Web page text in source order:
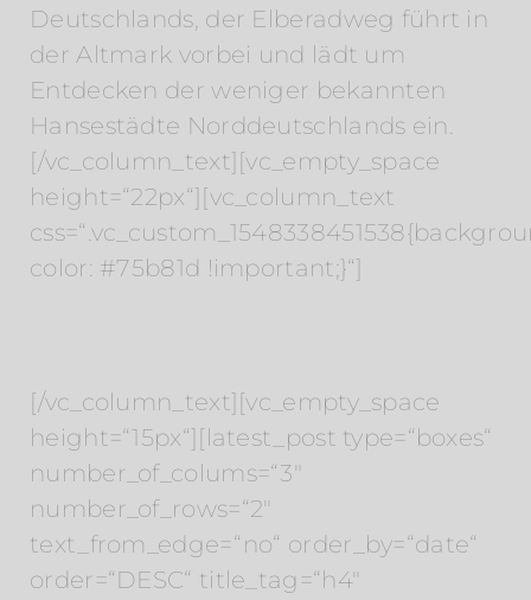
Deutschlands, der Elberadweg führt in
der Altmark vorbei und lädt um
Entdecken der weniger bekannten
Hansestädte Norddeutschlands ein.
[/vc_column_text][vc_empty_space
height=“22px“][vc_column_text
color: #75b81d !important;}“]
[/vc_column_text][vc_empty_space
height=“15px“][latest_post type=“boxes“
number_of_colums=“3″
number_of_rows=“2″
text_from_edge=“no“ order_by=“date“
order=“DESC“ title_tag=“h4″